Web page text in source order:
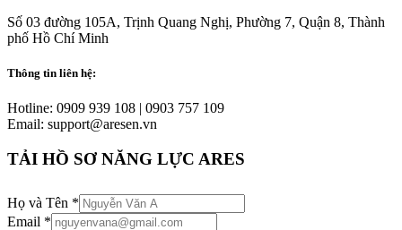
Số 03 đường 105A, Trịnh Quang Nghị, Phường 7, Quận 8, Thành
phố Hồ Chí Minh
Thông tin liên hệ:
Hotline: 0909 939 108 | 0903 757 109
Email: support@aresen.vn
TẢI HỒ SƠ NĂNG LỰC ARES
Họ và Tên *
Email *